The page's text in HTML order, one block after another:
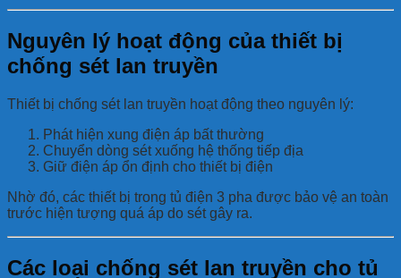
Nguyên lý hoạt động của thiết bị
chống sét lan truyền
Thiết bị chống sét lan truyền hoạt động theo nguyên lý:
Phát hiện xung điện áp bất thường
Chuyển dòng sét xuống hệ thống tiếp địa
Giữ điện áp ổn định cho thiết bị điện
Nhờ đó, các thiết bị trong tủ điện 3 pha được bảo vệ an toàn
trước hiện tượng quá áp do sét gây ra.
Các loại chống sét lan truyền cho tủ